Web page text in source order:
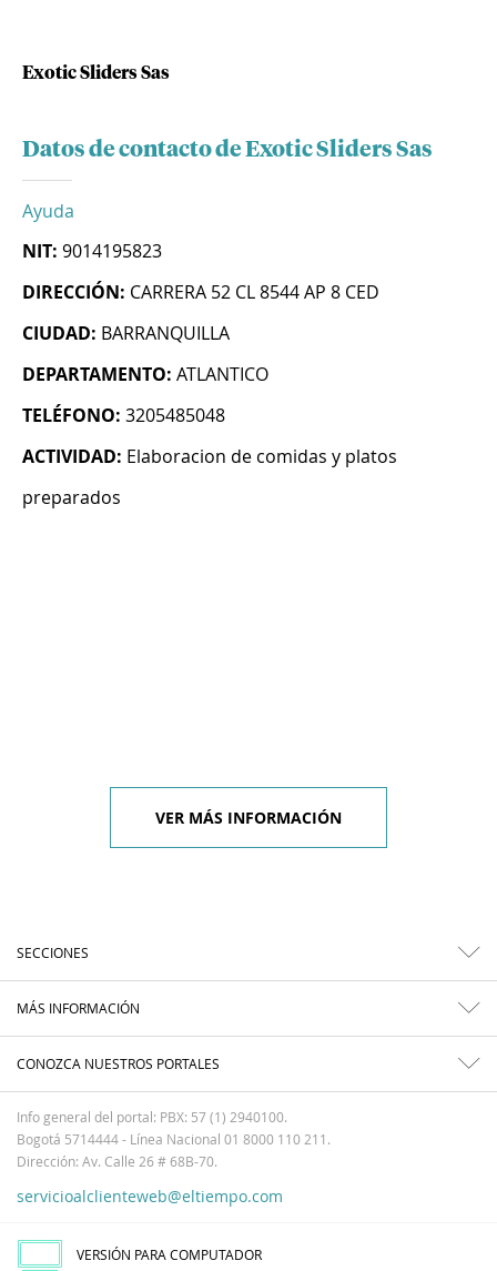
Exotic Sliders Sas
Datos de contacto de Exotic Sliders Sas
Ayuda
NIT: 9014195823
DIRECCIÓN: CARRERA 52 CL 8544 AP 8 CED
CIUDAD: BARRANQUILLA
DEPARTAMENTO: ATLANTICO
TELÉFONO: 3205485048
ACTIVIDAD: Elaboracion de comidas y platos
preparados
VER MÁS INFORMACIÓN
SECCIONES
MÁS INFORMACIÓN
CONOZCA NUESTROS PORTALES
Info general del portal: PBX: 57 (1) 2940100.
Bogotá 5714444 - Línea Nacional 01 8000 110 211.
Dirección: Av. Calle 26 # 68B-70.
servicioalclienteweb@eltiempo.com
VERSIÓN PARA COMPUTADOR